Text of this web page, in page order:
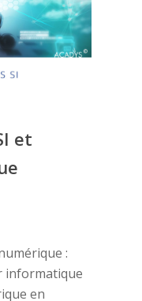
et
:
informatique
en